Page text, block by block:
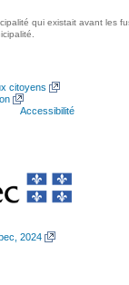
qui existait avant les
citoyens
Accessibilité
2024